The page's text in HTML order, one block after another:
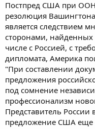
Постпред США при
резолюция
является следствием
сторонами, найденных
числе с Россией, с
дипломата, Америка
"При составлении
предложения
под сомнение
профессионализм
Представитель
предложение США